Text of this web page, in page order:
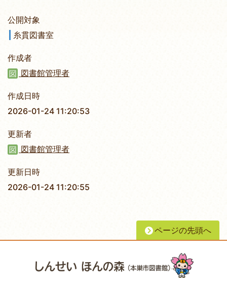
公開対象
糸貫図書室
作成者
図書館管理者
作成日時
2026-01-24 11:20:53
更新者
図書館管理者
更新日時
2026-01-24 11:20:55
ページの先頭へ